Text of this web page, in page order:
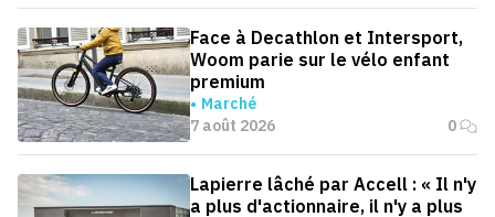
Face à Decathlon et Intersport,
Woom parie sur le vélo enfant
premium
Marché
7 août 2026
0
Lapierre lâché par Accell : « Il n'y
a plus d'actionnaire, il n'y a plus